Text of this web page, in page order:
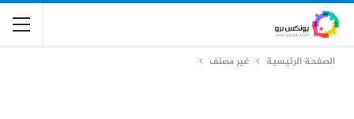
الصفحة الرئيسية غير مصنف